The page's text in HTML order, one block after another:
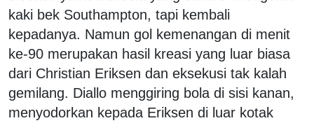
kaki bek Southampton, tapi kembali
kepadanya. Namun gol kemenangan di menit
ke-90 merupakan hasil kreasi yang luar biasa
dari Christian Eriksen dan eksekusi tak kalah
gemilang. Diallo menggiring bola di sisi kanan,
menyodorkan kepada Eriksen di luar kotak